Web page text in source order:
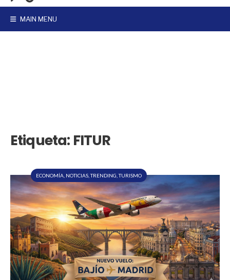
MAIN MENU
Etiqueta: FITUR
ECONOMÍA NOTICIAS ,TRENDING ,TURISMO